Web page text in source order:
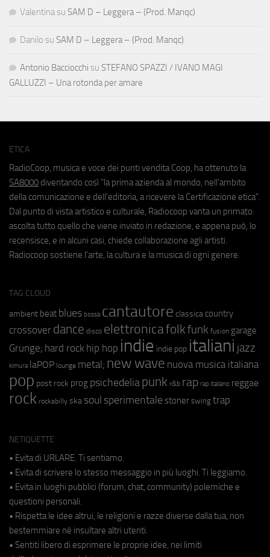
Valentina su SAM D – Leggera – (Prod. Manqc)
Danilo su SAM D – Leggera – (Prod. Manqc)
Antonio Bacciocchi su STEFANO SPAZZI / IVANO MAGI
GALLUZZI – Una rotonda per amare
ETICA
RadioCoop, musica e voce dei punti vendita Coop, ha ottenuto la
SA8000 diventando così "la prima azienda al mondo, nell'ambito
della comunicazione e dell'editoria, a ricevere la Certificazione etica".
Dal punto di vista artistico e culturale, Radiocoop vanta un primato:
ascolta tutto quello che viene inviato in redazione, e appena può, lo
recensisce, e in alcuni casi, chiede collaborazione agli artisti.
Radiocoop sostiene l'arte, la cultura e la musica di ogni genere.
TAG CLOUD
ambient beat blues bossa cantautore classica country
crossover dance disco elettronicafolkfunk fusion garage
Grunge; hard rock hip hop indie indie pop italiani jazz
kimura laPOP lounge metal; new wave nuova musica italiana
pop post rock prog psichedeliapunk r&b rap rap italiano reggae
rock rockabilly ska soul sperimentale stoner swing trap
NETIQUETTE
• Evita di URLARE. Ti sentiamo.
• Evita di scrivere lo stesso messaggio in più luoghi. Ti leggiamo.
• Evita in luoghi pubblici (forum, chat, community) polemiche e
questioni personali.
• Rispetta le idee altrui, le religioni e razze diverse dalla tua, non
bestemmiare né insultare altri utenti.
• Sentiti libero di esprimere le proprie idee, nei limiti